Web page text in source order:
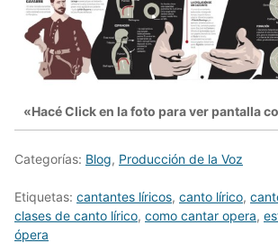
«Hacé Click en la foto para ver pantalla
Categorías: Blog, Producción de la Voz
Etiquetas: cantantes líricos, canto lírico,
clases de canto lírico, como cantar opera,
ópera